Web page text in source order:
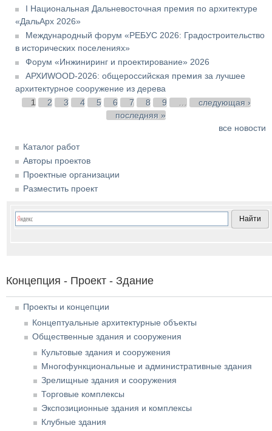
I Национальная Дальневосточная премия по архитектуре
«ДальАрх 2026»
Международный форум «РЕБУС 2026: Градостроительство
в исторических поселениях»
Форум «Инжиниринг и проектирование» 2026
АРХИWOOD-2026: общероссийская премия за лучшее
архитектурное сооружение из дерева
Страницы
1 2 3 4 5 6 7 8 9
следующая ›
последняя »
все новости
Каталог работ
Авторы проектов
Проектные организации
Разместить проект
Концепция - Проект - Здание
Проекты и концепции
Концептуальные архитектурные объекты
Общественные здания и сооружения
Культовые здания и сооружения
Многофункциональные и административные здания
Зрелищные здания и сооружения
Торговые комплексы
Экспозиционные здания и комплексы
Клубные здания